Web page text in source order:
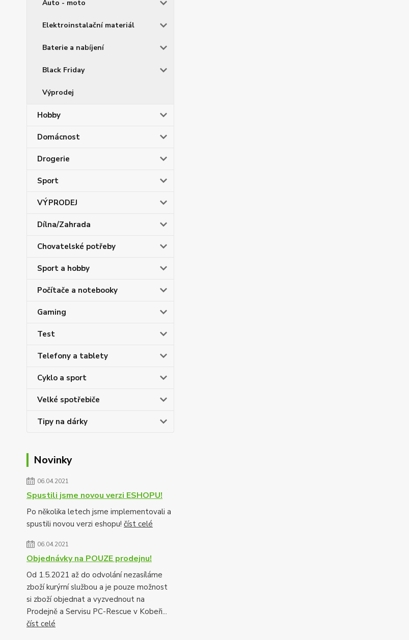
Auto - moto
Elektroinstalační materiál
Baterie a nabíjení
Black Friday
Výprodej
Hobby
Domácnost
Drogerie
Sport
VÝPRODEJ
Dílna/Zahrada
Chovatelské potřeby
Sport a hobby
Počítače a notebooky
Gaming
Test
Telefony a tablety
Cyklo a sport
Velké spotřebiče
Tipy na dárky
Novinky
06.04.2021
Spustili jsme novou verzi ESHOPU!
Po několika letech jsme implementovali a
spustili novou verzi eshopu! číst celé
06.04.2021
Objednávky na POUZE prodejnu!
Od 1.5.2021 až do odvolání nezasíláme
zboží kurýrní službou a je pouze možnost
si zboží objednat a vyzvednout na
Prodejně a Servisu PC-Rescue v Kobeři...
číst celé